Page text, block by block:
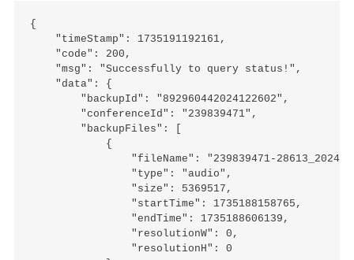
{
    "timeStamp": 1735191192161,
    "code": 200,
    "msg": "Successfully to query status!",
    "data": {
        "backupId": "892960442024122602",
        "conferenceId": "239839471",
        "backupFiles": [
            {
"fileName": "239839471-
                "type": "audio",
                "size": 5369517,
                "startTime": 1735188158765,
                "endTime": 1735188606139,
                "resolutionW": 0,
                "resolutionH": 0